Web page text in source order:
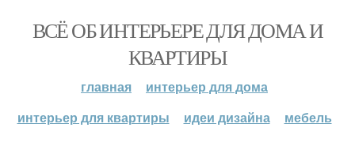
ВСЁ ОБ ИНТЕРЬЕРЕ ДЛЯ ДОМА И
КВАРТИРЫ
главная
интерьер для дома
интерьер для квартиры
идеи дизайна мебель